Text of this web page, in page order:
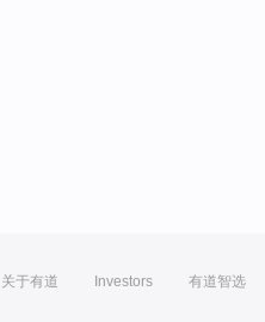
关于有道 Investors 有道智选